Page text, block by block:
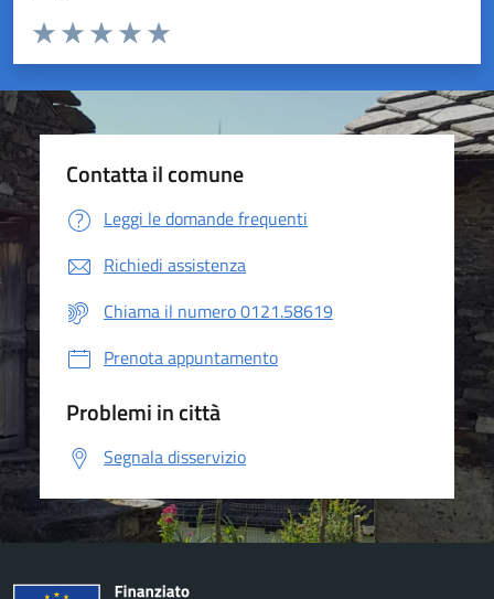
Valuta da 1 a 5 stelle la pagina
Valuta 5 stelle su 5
Valuta 4 stelle su 5
Valuta 3 stelle su 5
Valuta 2 stelle su 5
Valuta 1 stelle su 5
Contatta il comune
Leggi le domande frequenti
Richiedi assistenza
Chiama il numero 0121.58619
Prenota appuntamento
Problemi in città
Segnala disservizio